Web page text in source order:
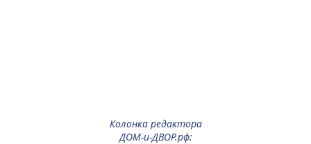
Колонка редактора
ДОМ-и-ДВОР.рф: